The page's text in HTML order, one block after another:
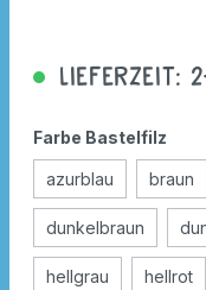
Lieferzeit:
Farbe Bastelfilz
azurblau braun
dunkelbraun
hellgrau hellrot